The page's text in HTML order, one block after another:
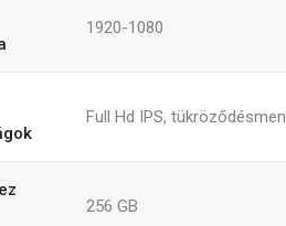
1920-1080
Full Hd IPS,
256 GB